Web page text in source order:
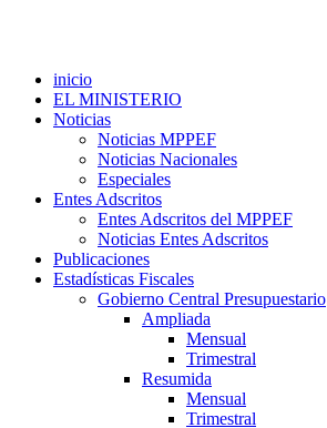
inicio
EL MINISTERIO
Noticias
Noticias MPPEF
Noticias Nacionales
Especiales
Entes Adscritos
Entes Adscritos del MPPEF
Noticias Entes Adscritos
Publicaciones
Estadísticas Fiscales
Gobierno Central Presupuestario
Ampliada
Mensual
Trimestral
Resumida
Mensual
Trimestral